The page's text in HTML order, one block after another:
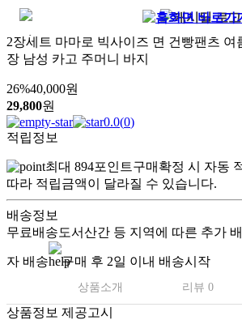
2장세트 마마로 빅사이즈 면 건빵팬츠 여
장 남성 카고 주머니 바지
26%40,000원
29,800원
0.0(0)
적립정보
최대 894포인트구매확정 시 자동
따라 적립금액이 달라질 수 있습니다.
배송정보
무료배송도서산간 등 지역에 따른 추가
자 배송 구매 후 2일 이내 배송시작
상품소개 리뷰 0
상품정보 제공고시